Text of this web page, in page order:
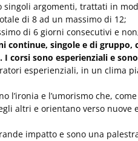
argomenti, trattati in
di 8 ad un massimo di 12;
di 6 giorni consecutivi e
singole e di gruppo,
I corsi sono esperienziali e
esperienziali, in un clima
l’ironia e l’umorismo che,
altri e orientano verso nuove
impatto e sono una